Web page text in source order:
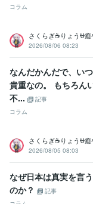
コラム
さくらぎ☕りょう⛎
2026/08/06 08:23
なんだかんだで、い
貴重なの。 もちろん
不...
記事
コラム
さくらぎ☕りょう⛎
2026/08/05 08:03
なぜ日本は真実を言
のか？
記事